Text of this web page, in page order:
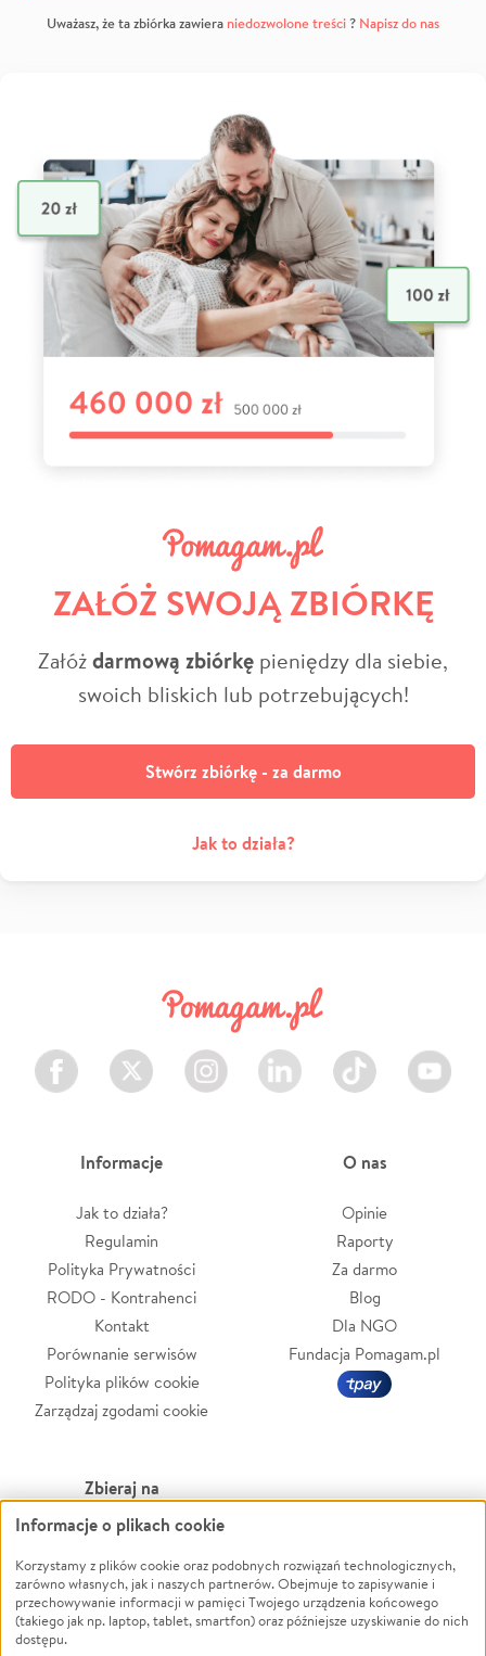
Uważasz, że ta zbiórka zawiera niedozwolone treści? Napisz do nas
ZAŁÓŻ SWOJĄ ZBIÓRKĘ
Załóżdarmową zbiórkę pieniędzy dla siebie,
swoich bliskich lub potrzebujących!
Stwórz zbiórkę - za darmo
Jak to działa?
Facebook Twitter Instagram LinkedIn TikTok Youtube
Informacje
Jak to działa?
Regulamin
Polityka Prywatności
RODO - Kontrahenci
Kontakt
Porównanie serwisów
Polityka plików cookie
Zarządzaj zgodami cookie
O nas
Opinie
Raporty
Za darmo
Blog
Dla NGO
Fundacja Pomagam.pl
Zbieraj na
Leczenie
Zwierzęta
Pożar
Ukraina
Powódź
Wichura
NGO
Informacje o plikach cookie
Korzystamy z plików cookie oraz podobnych rozwiązań technologicznych,
zarówno własnych, jak i naszych partnerów. Obejmuje to zapisywanie i
przechowywanie informacji w pamięci Twojego urządzenia końcowego
(takiego jak np. laptop, tablet, smartfon) oraz późniejsze uzyskiwanie do nich
dostępu.